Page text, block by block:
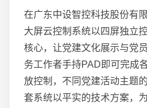
在广东中设智控科技股份有
大屏云控制系统以四屏独立
核心，让党建文化展示与党
务工作者手持PAD即可完成
放控制，不同党建活动主题
套系统以平实的技术方案，